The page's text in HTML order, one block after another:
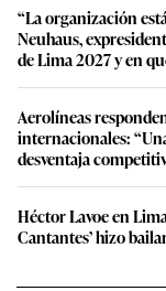
“La organización
Neuhaus,
de Lima 2027 y en
Aerolíneas
internacionales:
desventaja
Héctor Lavoe en
Cantantes’ hizo